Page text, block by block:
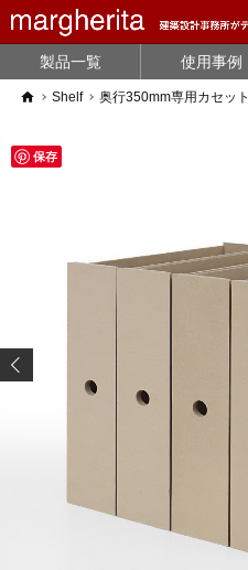
製品一覧 使用事例
home Shelf 奥行350mm専用カセット
保存